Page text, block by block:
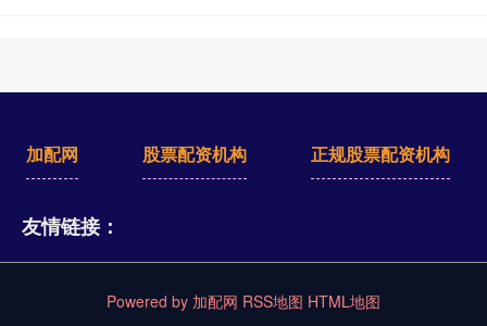
加配网 股票配资机构 正规股票配资机构
友情链接：
Powered by 加配网 RSS地图 HTML地图